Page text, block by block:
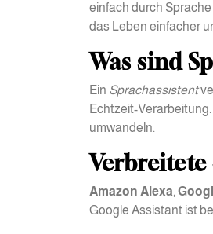
einfach durch
das Leben einfacher
Was sind
Ein Sprachassistent
Echtzeit-
umwandeln.
Amazon Alexa,
Google Assistant ist